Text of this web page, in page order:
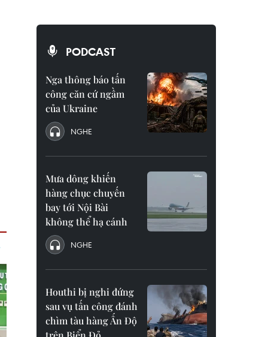
PODCAST
Nga thông báo tấn
công căn cứ ngầm
của Ukraine
NGHE
Mưa dông khiến
hàng chục chuyến
bay tới Nội Bài
không thể hạ cánh
NGHE
Houthi bị nghi đứng
sau vụ tấn công đánh
chìm tàu hàng Ấn Độ